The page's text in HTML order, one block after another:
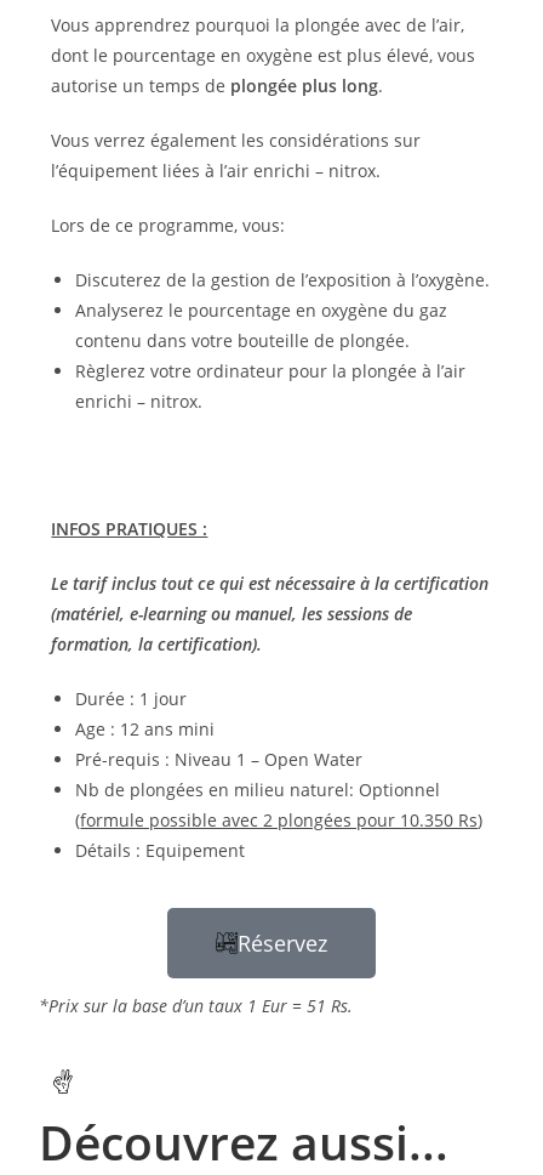
Vous apprendrez pourquoi la plongée avec de l’air,
dont le pourcentage en oxygène est plus élevé, vous
autorise un temps de plongée plus long.
Vous verrez également les considérations sur
l’équipement liées à l’air enrichi – nitrox.
Lors de ce programme, vous:
Discuterez de la gestion de l’exposition à l’oxygène.
Analyserez le pourcentage en oxygène du gaz
contenu dans votre bouteille de plongée.
Règlerez votre ordinateur pour la plongée à l’air
enrichi – nitrox.
INFOS PRATIQUES :
Le tarif inclus tout ce qui est nécessaire à la certification
(matériel, e-learning ou manuel, les sessions de
formation, la certification).
Durée : 1 jour
Age : 12 ans mini
Pré-requis : Niveau 1 – Open Water
Nb de plongées en milieu naturel: Optionnel
(formule possible avec 2 plongées pour 10.350 Rs)
Détails : Equipement
Réservez
*Prix sur la base d’un taux 1 Eur = 51 Rs.
Découvrez aussi...